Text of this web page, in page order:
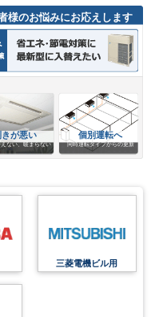
様のお悩みにお応えします
きが悪い
ない、暖まらない
個別運転へ
同時運転タイプからの更新
三菱電機ビル用